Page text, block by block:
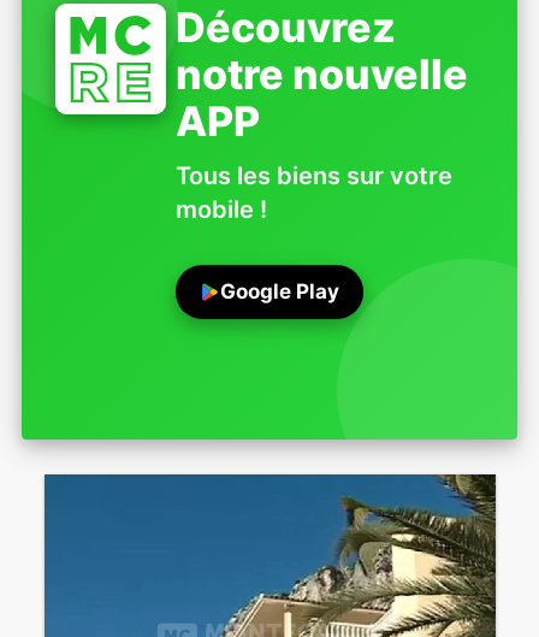
Découvrez
notre nouvelle
APP
Tous les biens sur votre
mobile !
Google Play